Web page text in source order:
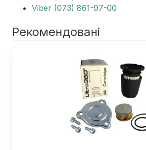
Viber (073) 861-97-00
Рекомендовані